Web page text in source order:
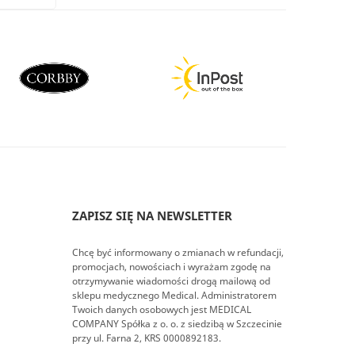
ZAPISZ SIĘ NA NEWSLETTER
Chcę być informowany o zmianach w refundacji,
promocjach, nowościach i wyrażam zgodę na
otrzymywanie wiadomości drogą mailową od
sklepu medycznego Medical. Administratorem
Twoich danych osobowych jest MEDICAL
COMPANY Spółka z o. o. z siedzibą w Szczecinie
przy ul. Farna 2, KRS 0000892183.